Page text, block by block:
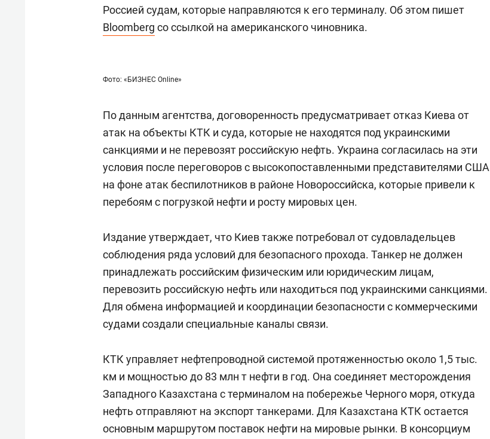
Россией судам, которые направляются к его терминалу. Об этом пишет
Bloomberg со ссылкой на американского чиновника.
Фото: «БИЗНЕС Online»
По данным агентства, договоренность предусматривает отказ Киева от
атак на объекты КТК и суда, которые не находятся под украинскими
санкциями и не перевозят российскую нефть. Украина согласилась на эти
условия после переговоров с высокопоставленными представителями США
на фоне атак беспилотников в районе Новороссийска, которые привели к
перебоям с погрузкой нефти и росту мировых цен.
Издание утверждает, что Киев также потребовал от судовладельцев
соблюдения ряда условий для безопасного прохода. Танкер не должен
принадлежать российским физическим или юридическим лицам,
перевозить российскую нефть или находиться под украинскими санкциями.
Для обмена информацией и координации безопасности с коммерческими
судами создали специальные каналы связи.
КТК управляет нефтепроводной системой протяженностью около 1,5 тыс.
км и мощностью до 83 млн т нефти в год. Она соединяет месторождения
Западного Казахстана с терминалом на побережье Черного моря, откуда
нефть отправляют на экспорт танкерами. Для Казахстана КТК остается
основным маршрутом поставок нефти на мировые рынки. В консорциум